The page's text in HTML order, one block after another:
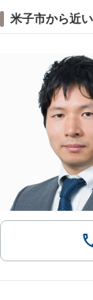
米子市から近